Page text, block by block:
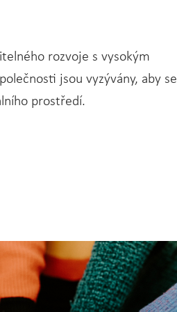
rozvoje s vysokým
jsou vyzývány, aby se
prostředí.